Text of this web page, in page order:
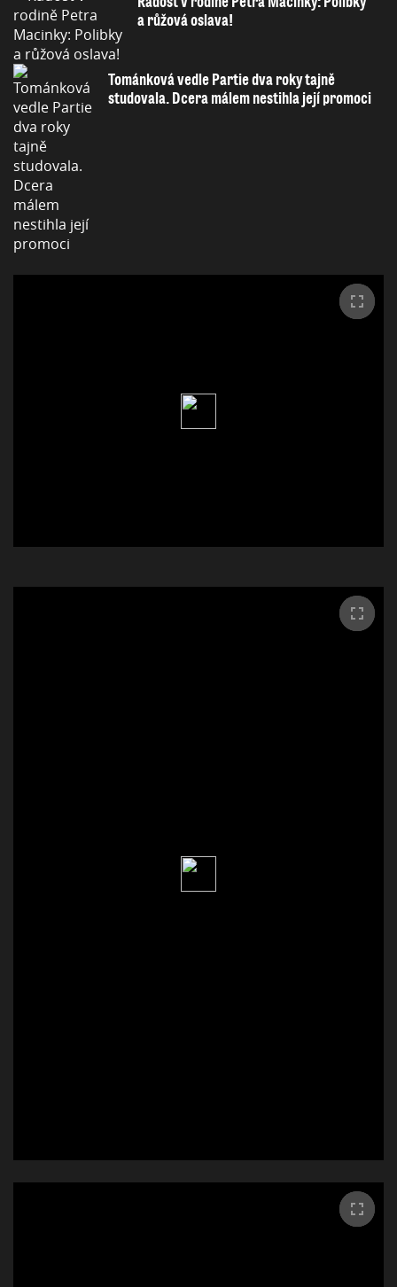
a růžová oslava!
Tománková vedle Partie dva roky tajně
studovala. Dcera málem nestihla její promoci